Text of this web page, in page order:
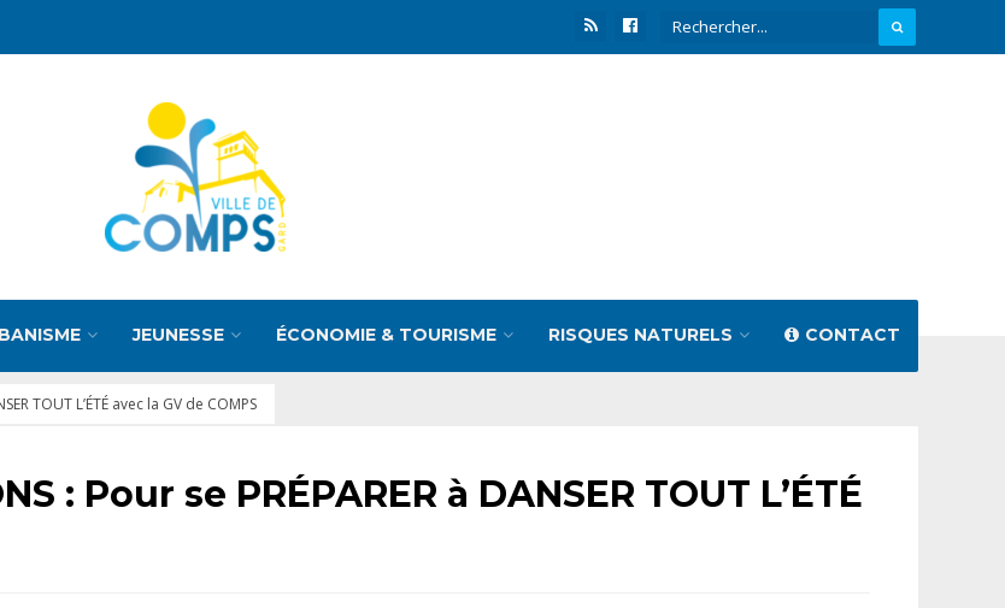
JEUNESSE ÉCONOMIE & TOURISME RISQUES NATURELS CONTACT
TOUT L’ÉTÉ avec la GV de COMPS
: Pour se PRÉPARER à DANSER TOUT L’ÉTÉ